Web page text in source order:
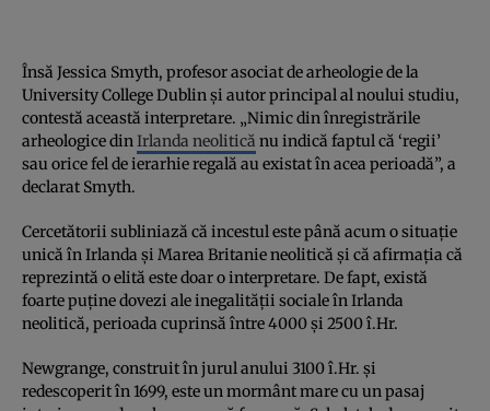
Însă Jessica Smyth, profesor asociat de arheologie de la
University College Dublin și autor principal al noului studiu,
contestă această interpretare. „Nimic din înregistrările
arheologice dinIrlanda neolitică nu indică faptul că ‘regii’
sau orice fel de ierarhie regală au existat în acea perioadă”, a
declarat Smyth.
Cercetătorii subliniază că incestul este până acum o situație
unică în Irlanda și Marea Britanie neolitică și că afirmația că
reprezintă o elită este doar o interpretare. De fapt, există
foarte puține dovezi ale inegalității sociale în Irlanda
neolitică, perioada cuprinsă între 4000 și 2500 î.Hr.
Newgrange, construit în jurul anului 3100 î.Hr. și
redescoperit în 1699, este un mormânt mare cu un pasaj